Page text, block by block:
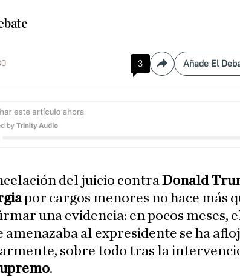
3 Compartir
Añade El
del juicio contraDonald
por cargos menores no hace más
una evidencia: en pocos meses,
amenazaba al expresidente se ha
sobre todo tras la
.